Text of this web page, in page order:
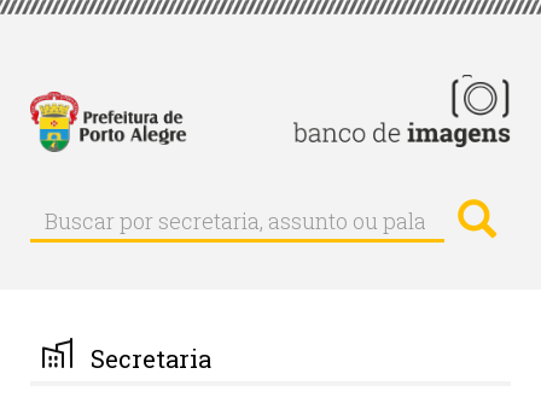
Pular
principal
Buscar
Buscar
por
palavra-
chave
Secretaria